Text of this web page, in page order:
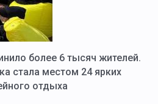
более 6 тысяч жителей.
стала местом 24 ярких
отдыха